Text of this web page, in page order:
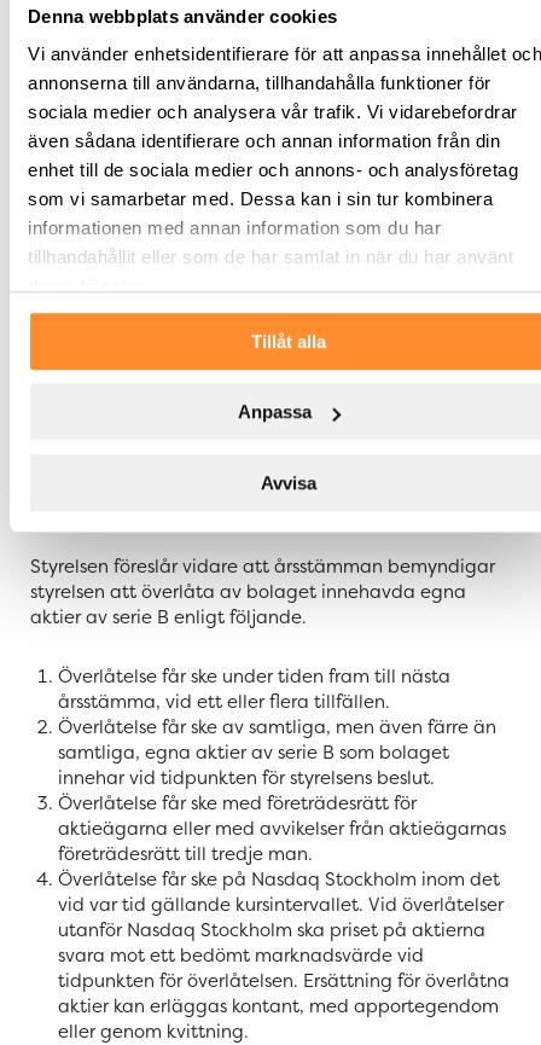
Denna webbplats använder cookies
Vi använder enhetsidentifierare för att anpassa innehållet och
annonserna till användarna, tillhandahålla funktioner för
sociala medier och analysera vår trafik. Vi vidarebefordrar
även sådana identifierare och annan information från din
enhet till de sociala medier och annons- och analysföretag
som vi samarbetar med. Dessa kan i sin tur kombinera
informationen med annan information som du har
tillhandahållit eller som de har samlat in när du har använt
Tillåt alla
Anpassa
Avvisa
och överlåta bolagets egna aktier av serie B (punkt
Styrelsen föreslår att årsstämman fattar beslut om att
styrelsen bemyndigas att besluta om förvärv av
bolagets egna aktier av serie B enligt följande.
Förvärv får ske under tiden fram till nästa
årsstämma, vid ett eller flera tillfällen.
Förvärv får ske av högst så många aktier av serie B
Förvärv får ske (i) på Nasdaq Stockholm inom det
intervallet mellan högsta köpkurs och lägsta
motsvarande börskursen när erbjudandet
Styrelsen föreslår vidare att årsstämman bemyndigar
styrelsen att överlåta av bolaget innehavda egna
aktier av serie B enligt följande.
Överlåtelse får ske under tiden fram till nästa
årsstämma, vid ett eller flera tillfällen.
Överlåtelse får ske av samtliga, men även färre än
samtliga, egna aktier av serie B som bolaget
innehar vid tidpunkten för styrelsens beslut.
Överlåtelse får ske med företrädesrätt för
aktieägarna eller med avvikelser från aktieägarnas
företrädesrätt till tredje man.
Överlåtelse får ske på Nasdaq Stockholm inom det
vid var tid gällande kursintervallet. Vid överlåtelser
utanför Nasdaq Stockholm ska priset på aktierna
svara mot ett bedömt marknadsvärde vid
tidpunkten för överlåtelsen. Ersättning för överlåtna
aktier kan erläggas kontant, med apportegendom
eller genom kvittning.